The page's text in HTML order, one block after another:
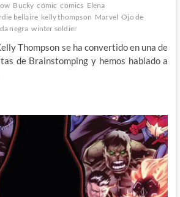
Bucky cómic comics Elena
bellaire kelly thompson Marvel Ojo de
negra winter soldier
Thompson se ha convertido en una de
de Brainstomping y hemos hablado a